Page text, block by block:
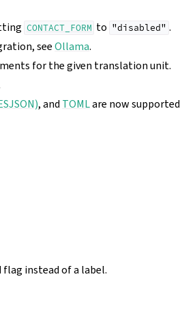
CONTACT_FORM to "disabled" .
seeOllama.
for the given translation unit.
, and TOMLare now supported
instead of a label.